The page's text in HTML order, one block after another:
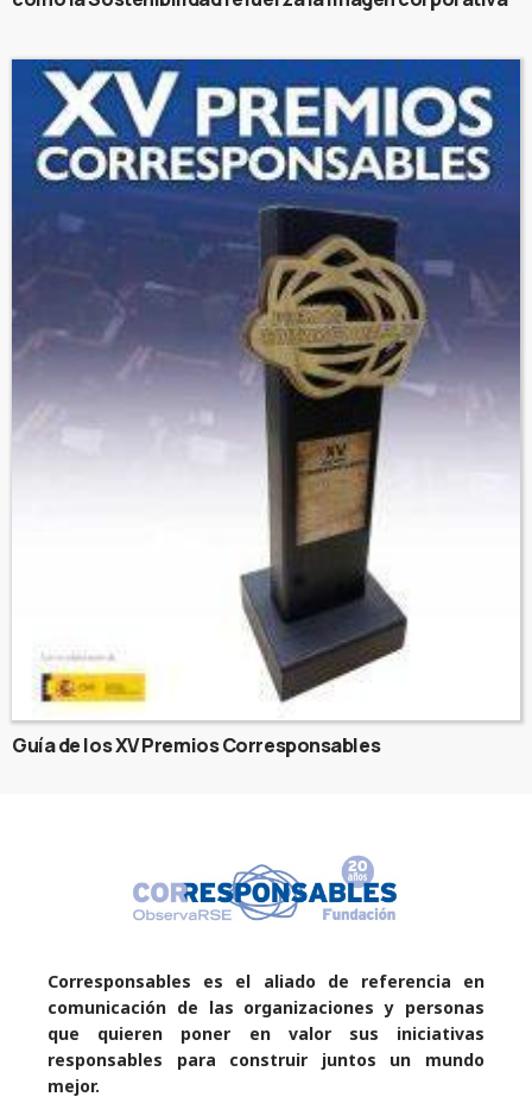
Guía de los XV Premios Corresponsables
Corresponsables es el aliado de referencia en
comunicación de las organizaciones y personas
que quieren poner en valor sus iniciativas
responsables para construir juntos un mundo
mejor.